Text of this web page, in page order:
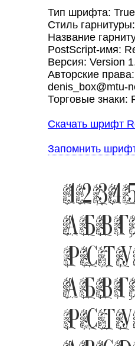
Тип шрифта:
Стиль
Название
PostScript-имя:
Версия: Version
Авторские
denis_box@mtu-
Торговые знаки:
Скачать шрифт
Запомнить